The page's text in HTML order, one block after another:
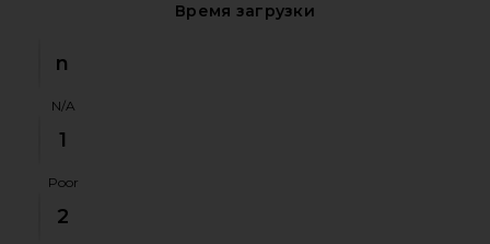
Время загрузки
n
N/A
1
Poor
2